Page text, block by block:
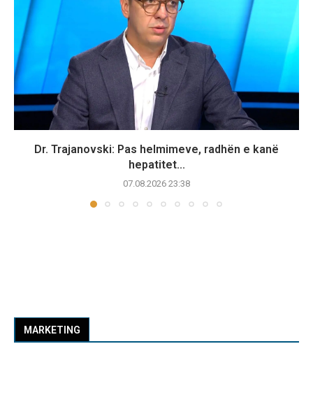
Dr. Trajanovski: Pas helmimeve, radhën e kanë
hepatitet...
07.08.2026 23:38
MARKETING